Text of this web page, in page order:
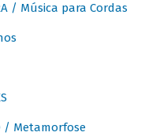
/ Música para Cordas
/ Metamorfose